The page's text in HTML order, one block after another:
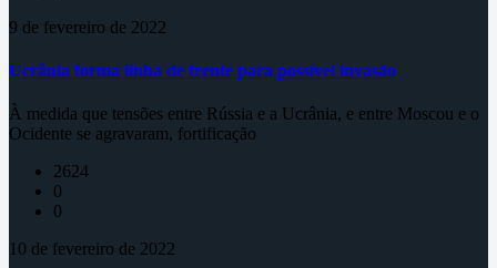
9 de fevereiro de 2022
Ucrânia forma linha de frente para possível invasão
À medida que tensões entre Rússia e a Ucrânia, e entre Moscou e o
Ocidente se agravaram, fortificação
2624
0
0
10 de fevereiro de 2022